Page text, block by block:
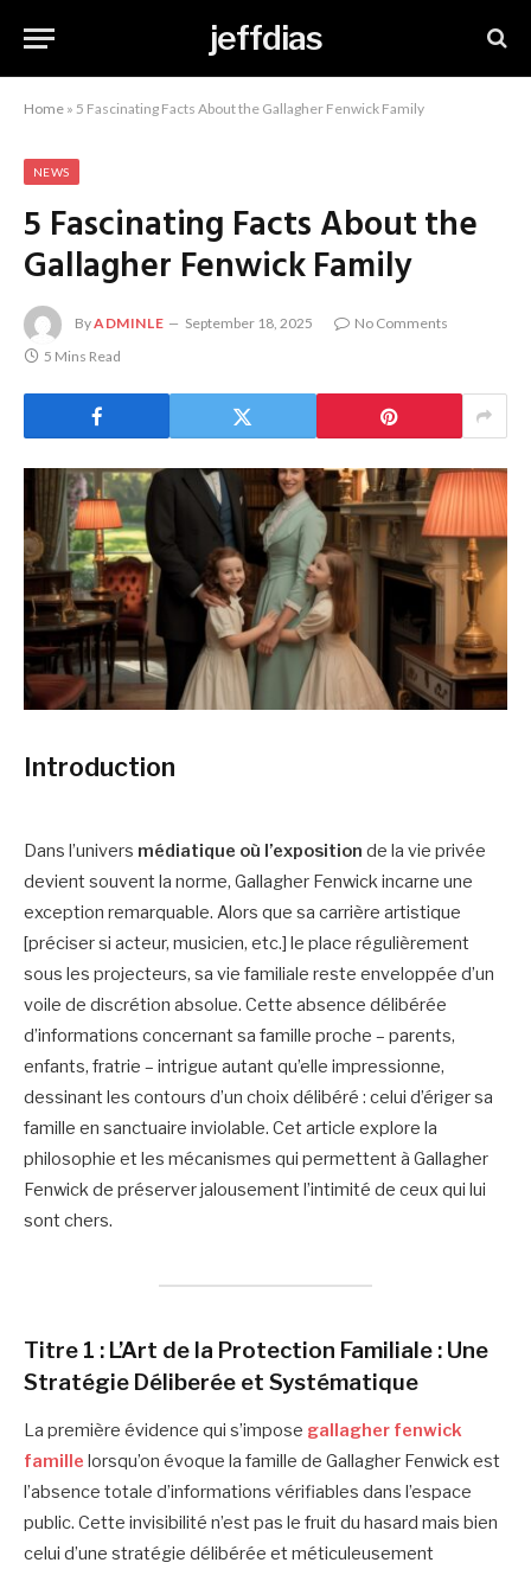
jeffdias
Home » 5 Fascinating Facts About the Gallagher Fenwick Family
NEWS
5 Fascinating Facts About the
Gallagher Fenwick Family
ByADMINLE September 18, 2025
No Comments
5 Mins Read
Introduction
Dans l’univers médiatique où l’exposition de la vie privée
devient souvent la norme, Gallagher Fenwick incarne une
exception remarquable. Alors que sa carrière artistique
[préciser si acteur, musicien, etc.] le place régulièrement
sous les projecteurs, sa vie familiale reste enveloppée d’un
voile de discrétion absolue. Cette absence délibérée
d’informations concernant sa famille proche – parents,
enfants, fratrie – intrigue autant qu’elle impressionne,
dessinant les contours d’un choix délibéré : celui d’ériger sa
famille en sanctuaire inviolable. Cet article explore la
philosophie et les mécanismes qui permettent à Gallagher
Fenwick de préserver jalousement l’intimité de ceux qui lui
sont chers.
Titre 1 : L’Art de la Protection Familiale : Une
Stratégie Déliberée et Systématique
La première évidence qui s’impose gallagher fenwick
famille lorsqu’on évoque la famille de Gallagher Fenwick est
l’absence totale d’informations vérifiables dans l’espace
public. Cette invisibilité n’est pas le fruit du hasard mais bien
celui d’une stratégie délibérée et méticuleusement